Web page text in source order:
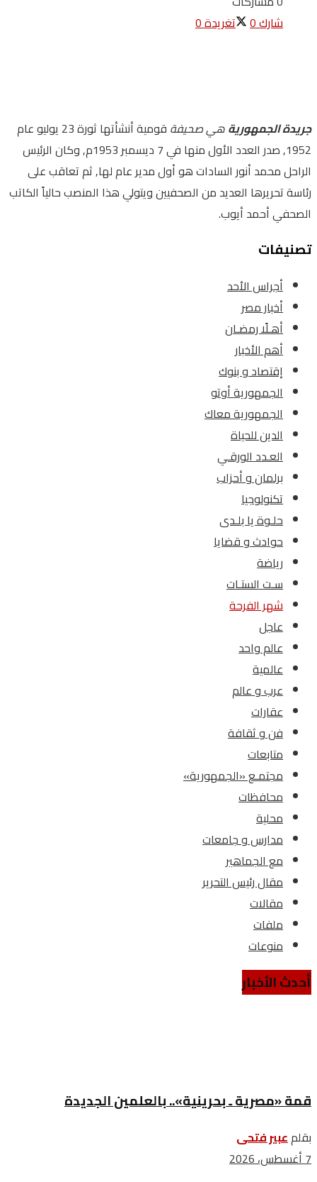
شارك0 تغريدة0
جريدة الجمهوريةهي صحيفة
قومية أنشأتها ثورة 23 يوليو عام
1952, صدر العدد الأول منها في 7 ديسمبر 1953م, وكان الرئيس
الراحل محمد أنور السادات هو أول مدير عام لها, ثم تعاقب على
رئاسة تحريرها العديد من الصحفيين ويتولي هذا المنصب حالياً الكاتب
الصحفي أحمد أيوب.
تصنيفات
أجراس الأحد
أخبار مصر
أهـلًا رمضـان
أهم الأخبار
إقتصاد و بنوك
الجمهورية أوتو
الجمهورية معاك
الدين للحياة
العـدد الورقـي
برلمان و أحزاب
تكنولوجيا
حلـوة يا بلـدى
حوادث و قضايا
رياضة
سـت الستـات
شهر الفرحة
عاجل
عالم واحد
عالمية
عرب و عالم
عقارات
فن و ثقافة
متابعات
مجتمـع «الجمهورية»
محافظات
محلية
مدارس و جامعات
مع الجماهير
مقال رئيس التحرير
مقالات
ملفات
منوعات
أحدث الأخبار
قمة «مصرية ـ بحرينية».. بالعلمين الجديدة
بقلمعبير فتحى
7 أغسطس، 2026